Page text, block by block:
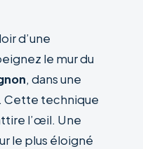
d’une
le mur du
, dans une
Cette technique
l’œil. Une
le plus éloigné